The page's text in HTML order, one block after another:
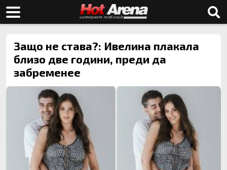
Защо не става?: Ивелина плакала
близо две години, преди да
забременее